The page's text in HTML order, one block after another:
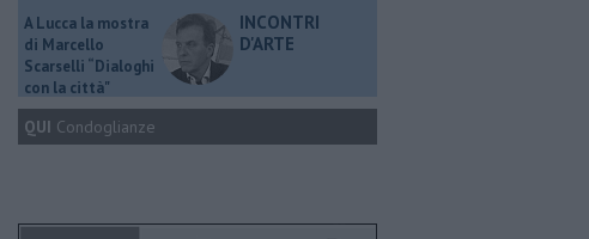
A Lucca la mostra
di Marcello
Scarselli “Dialoghi
con la città"
INCONTRI
D'ARTE
QUI Condoglianze